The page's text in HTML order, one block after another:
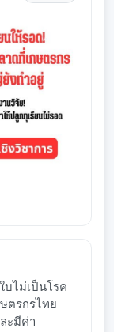
บไม่เป็นโรค
ตรกรไทย
ะมีค่า